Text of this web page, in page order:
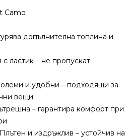
Camo
допълнителна топлина и
с ластик – не пропускат
и удобни – подходящи за
вещи
– гарантира комфорт при
Плътен и издръжлив – устойчив на